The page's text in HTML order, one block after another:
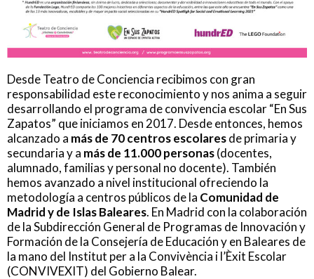
Desde Teatro de Conciencia recibimos con gran
responsabilidad este reconocimiento y nos anima a seguir
desarrollando el programa de convivencia escolar “En Sus
Zapatos” que iniciamos en 2017. Desde entonces, hemos
alcanzado a más de 70 centros escolaresde primaria y
secundaria y a más de 11.000 personas(docentes,
alumnado, familias y personal no docente). También
hemos avanzado a nivel institucional ofreciendo la
metodología a centros públicos de la Comunidad de
Madrid y de Islas Baleares. En Madrid con la colaboración
de la Subdirección General de Programas de Innovación y
Formación de la Consejería de Educación y en Baleares de
la mano del Institut per a la Convivència i l’Èxit Escolar
(CONVIVEXIT) del Gobierno Balear.